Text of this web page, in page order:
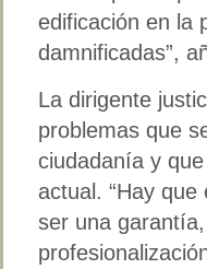
edificación en la
damnificadas”,
La dirigente
problemas que
ciudadanía y
actual. “Hay
ser una